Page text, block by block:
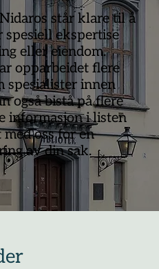
står klare til å
spesiell ekspertise
eller eiendom.
opparbeidet flere
spesialister innen
også bistå på flere
informasjon i listen
oss for en
av din sak.